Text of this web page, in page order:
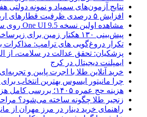
نتایج آزمون‌های سمپاد و نمونه دولتی
افزایش ۵ درصدی ظرفیت قطارهای اربعین
مشاهده اولین نسخه One UI 9.5 روی سرورهای سامسونگ
پیش‌بینی ۱۳۰ هکتار زمین برای زیرساخت‌های خدماتی راه‌آهن چابهار – زاهدان
تکرار دروغ‌گویی های ترامپ: مذاکرات
پزشکیان: تحقق عدالت در سلامت، از
ایمپلنت دیجیتال در کرج
خرید آنلاین طلا با اجرت پایین و
چرا مانیتور ایسوس بهترین انتخاب
هزینه حج عمره ۱۴۰۵؛ بررسی کامل هزینه ثبت نام، کاروان و مخارج سفر
زنجیر طلا چگونه ساخته می‌شود؟
راهنمای خرید دینار در مرز مهران از